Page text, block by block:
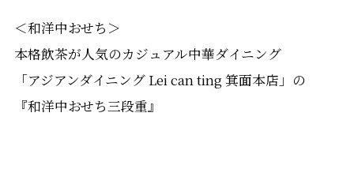
＜和洋中おせち＞
本格飲茶が人気のカジュアル中華ダイニング
「アジアンダイニング Lei can ting 箕面本店」の
『和洋中おせち三段重』